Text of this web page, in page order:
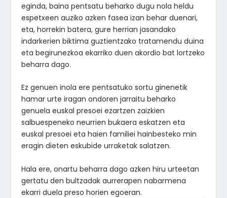
eginda, baina pentsatu beharko dugu nola heldu
espetxeen auziko azken fasea izan behar duenari,
eta, horrekin batera, gure herrian jasandako
indarkerien biktima guztientzako tratamendu duina
eta begirunezkoa ekarriko duen akordio bat lortzeko
beharra dago.
Ez genuen inola ere pentsatuko sortu ginenetik
hamar urte iragan ondoren jarraitu beharko
genuela euskal presoei ezartzen zaizkien
salbuespeneko neurrien bukaera eskatzen eta
euskal presoei eta haien familiei hainbesteko min
eragin dieten eskubide urraketak salatzen.
Hala ere, onartu beharra dago azken hiru urteetan
gertatu den bultzadak aurrerapen nabarmena
ekarri duela preso horien egoeran.